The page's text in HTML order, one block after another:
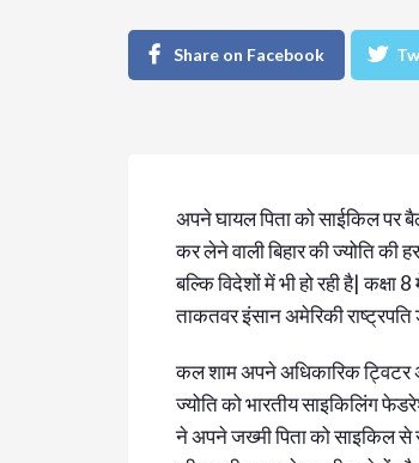
Share on Facebook
अपने घायल पिता को साईकिल पर
कर लेने वाली बिहार की ज्योति की
बल्कि विदेशों में भी हो रही है|
ताकतवर इंसान अमेरिकी राष्ट्रपति
कल शाम अपने अधिकारिक ट्विटर
ज्योति को भारतीय साइकिलिंग
ने अपने जख्मी पिता को साइकिल